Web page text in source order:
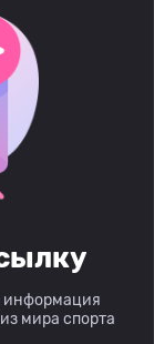
информация
мира спорта